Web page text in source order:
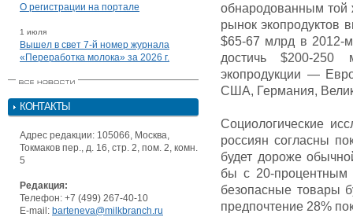
О регистрации на портале
1 июля
Вышел в свет 7-й номер журнала
«Переработка молока» за 2026 г.
КОНТАКТЫ
Адрес редакции: 105066, Москва,
Токмаков пер., д. 16, стр. 2, пом. 2, комн.
5
Редакция:
Телефон: +7 (499) 267-40-10
E-mail: barteneva@milkbranch.ru
обнародованным той
рынок экопродуктов
$65-67 млрд в 2012-
достичь $200-250
экопродукции —
США, Германия,
Социологические
россиян согласны
будет дороже
бы с 20-процентным
безопасные товары
предпочтение 28%